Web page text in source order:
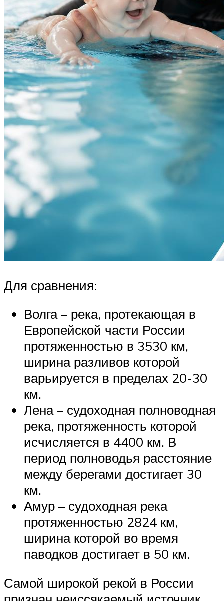
Для сравнения:
Волга – река, протекающая в
Европейской части России
протяженностью в 3530 км,
ширина разливов которой
варьируется в пределах 20-30
км.
Лена – судоходная полноводная
река, протяженность которой
исчисляется в 4400 км. В
период полноводья расстояние
между берегами достигает 30
км.
Амур – судоходная река
протяженностью 2824 км,
ширина которой во время
паводков достигает в 50 км.
Самой широкой рекой в России